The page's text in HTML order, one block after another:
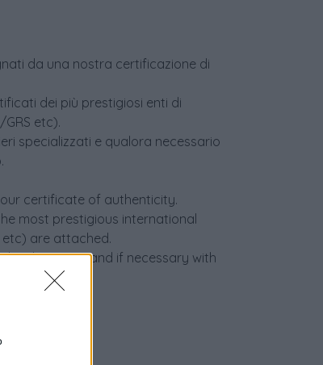
da una nostra certificazione di
dei più prestigiosi enti di
etc).
specializzati e qualora necessario
certificate of authenticity.
most prestigious international
etc) are attached.
couriers and if necessary with